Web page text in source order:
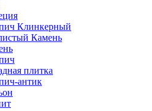
Клинкерный
Камень
плитка
антик